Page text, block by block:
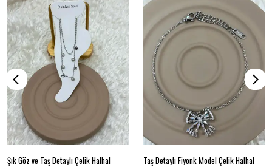
Şık Göz ve Taş Detaylı Çelik Halhal Taş Detaylı Fiyonk Model Çelik Halhal